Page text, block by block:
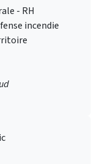
- RH
incendie